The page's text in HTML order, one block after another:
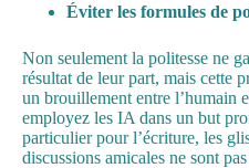
Éviter les formules de
Non seulement la politesse ne
résultat de leur part, mais cette
un brouillement entre l’humain
employez les IA dans un but
particulier pour l’écriture, les
discussions amicales ne sont